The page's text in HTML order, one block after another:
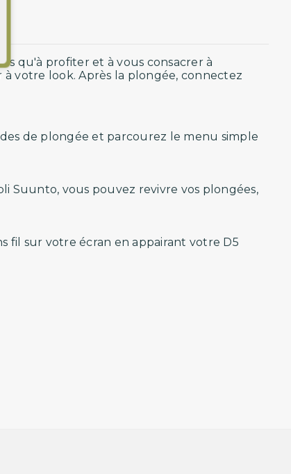
qu'à profiter et à vous consacrer à
votre look. Après la plongée, connectez
de plongée et parcourez le menu simple
Suunto, vous pouvez revivre vos plongées,
fil sur votre écran en appairant votre D5